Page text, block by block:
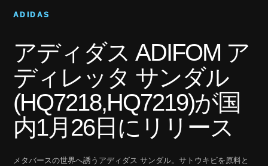
ADIDAS
アディダス ADIFOM ア
ディレッタ サンダル
(HQ7218,HQ7219)が国
内1月26日にリリース
メタバースの世界へ誘うアディダス サンダル。サトウキビを原料と